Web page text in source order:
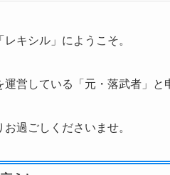
キシル」にようこそ。
営している「元・落武者」と
過ごしくださいませ。